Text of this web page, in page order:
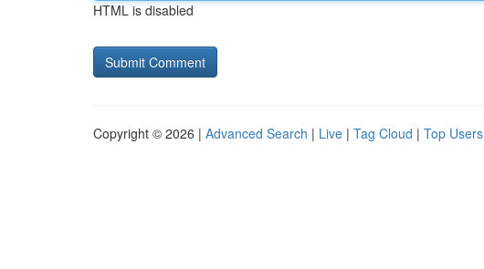
HTML is disabled
Copyright © 2026 | Advanced Search | Live | Tag Cloud | Top Users